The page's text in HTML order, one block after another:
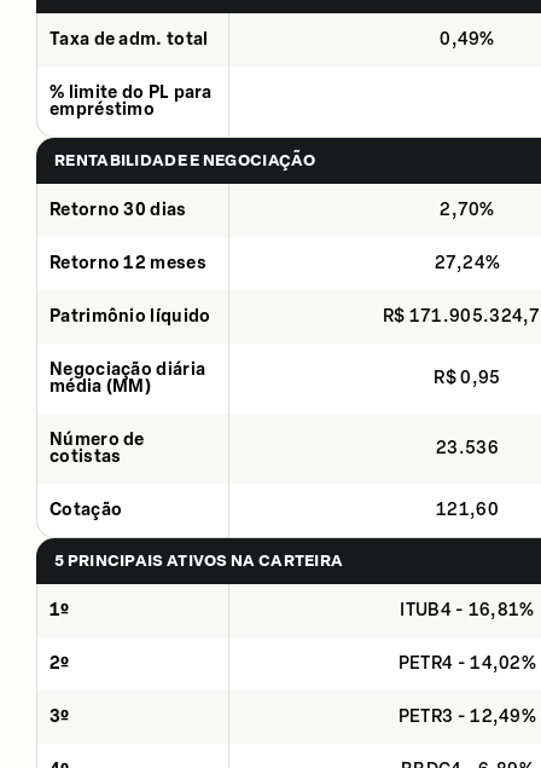
Taxa de adm. total 0,49%
% limite do PL para
empréstimo
RENTABILIDADE E NEGOCIAÇÃO
Retorno 30 dias 2,70%
Retorno 12 meses 27,24%
Patrimônio líquido R$
Negociação diária
média (MM)
R$ 0,95
Número de
cotistas
23.536
Cotação 121,60
5 PRINCIPAIS ATIVOS NA CARTEIRA
1º ITUB4 - 16,81%
2º PETR4 - 14,02%
3º PETR3 - 12,49%